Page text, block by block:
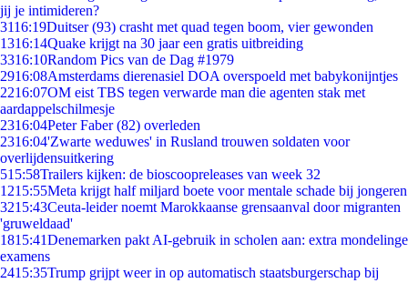
jij je intimideren?
3116:19Duitser (93) crasht met quad tegen boom, vier gewonden
1316:14Quake krijgt na 30 jaar een gratis uitbreiding
3316:10Random Pics van de Dag #1979
2916:08Amsterdams dierenasiel DOA overspoeld met babykonijntjes
2216:07OM eist TBS tegen verwarde man die agenten stak met
aardappelschilmesje
2316:04Peter Faber (82) overleden
2316:04'Zwarte weduwes' in Rusland trouwen soldaten voor
overlijdensuitkering
515:58Trailers kijken: de bioscoopreleases van week 32
1215:55Meta krijgt half miljard boete voor mentale schade bij jongeren
3215:43Ceuta-leider noemt Marokkaanse grensaanval door migranten
'gruweldaad'
1815:41Denemarken pakt AI-gebruik in scholen aan: extra mondelinge
examens
2415:35Trump grijpt weer in op automatisch staatsburgerschap bij